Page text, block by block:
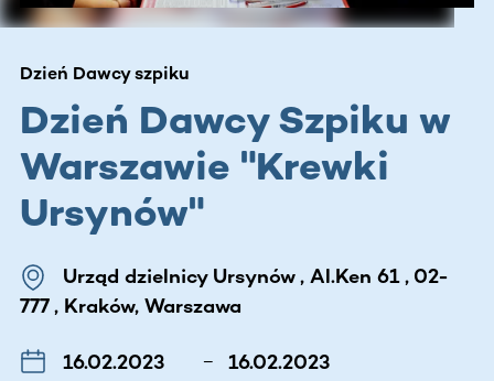
Dzień Dawcy szpiku
Dzień Dawcy Szpiku w
Warszawie "Krewki
Ursynów"
Urząd dzielnicy Ursynów , Al.Ken 61 , 02-
777 , Kraków, Warszawa
16.02.2023 – 16.02.2023